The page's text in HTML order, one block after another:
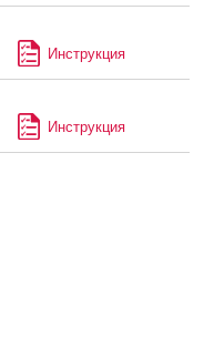
Инструкция
Инструкция